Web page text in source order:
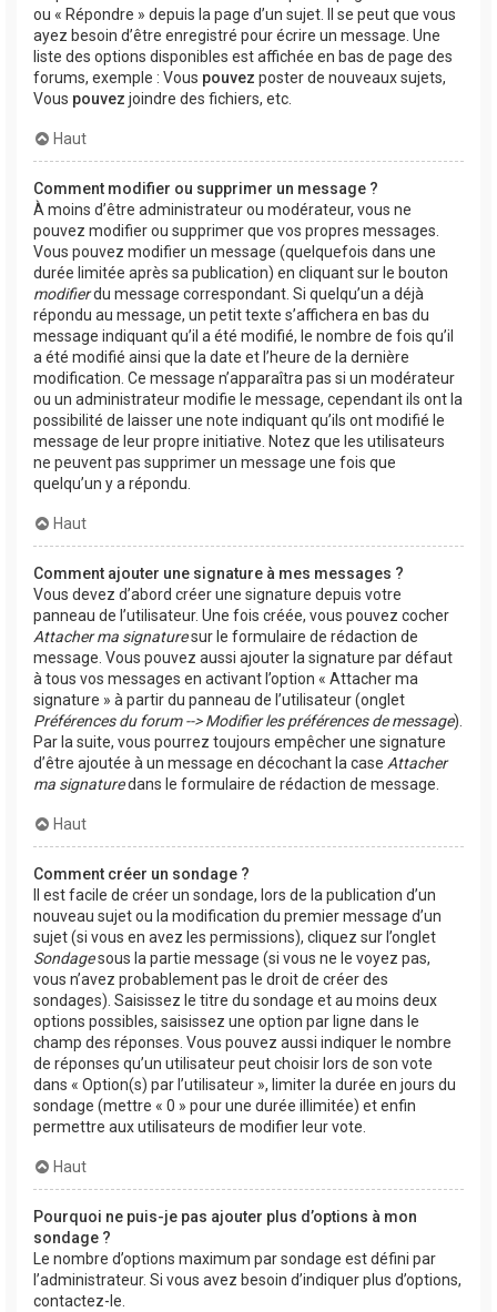
ou « Répondre » depuis la page d’un sujet. Il se peut que vous
ayez besoin d’être enregistré pour écrire un message. Une
liste des options disponibles est affichée en bas de page des
forums, exemple : Vous pouvez poster de nouveaux sujets,
Vous pouvez joindre des fichiers, etc.
Haut
Comment modifier ou supprimer un message ?
À moins d’être administrateur ou modérateur, vous ne
pouvez modifier ou supprimer que vos propres messages.
Vous pouvez modifier un message (quelquefois dans une
durée limitée après sa publication) en cliquant sur le bouton
modifierdu message correspondant. Si quelqu’un a déjà
répondu au message, un petit texte s’affichera en bas du
message indiquant qu’il a été modifié, le nombre de fois qu’il
a été modifié ainsi que la date et l’heure de la dernière
modification. Ce message n’apparaîtra pas si un modérateur
ou un administrateur modifie le message, cependant ils ont la
possibilité de laisser une note indiquant qu’ils ont modifié le
message de leur propre initiative. Notez que les utilisateurs
ne peuvent pas supprimer un message une fois que
quelqu’un y a répondu.
Haut
Comment ajouter une signature à mes messages ?
Vous devez d’abord créer une signature depuis votre
panneau de l’utilisateur. Une fois créée, vous pouvez cocher
Attacher ma signaturesur le formulaire de rédaction de
message. Vous pouvez aussi ajouter la signature par défaut
à tous vos messages en activant l’option « Attacher ma
signature » à partir du panneau de l’utilisateur (onglet
Préférences du forum --> Modifier les préférences de message).
Par la suite, vous pourrez toujours empêcher une signature
d’être ajoutée à un message en décochant la case Attacher
ma signaturedans le formulaire de rédaction de message.
Haut
Comment créer un sondage ?
Il est facile de créer un sondage, lors de la publication d’un
nouveau sujet ou la modification du premier message d’un
sujet (si vous en avez les permissions), cliquez sur l’onglet
Sondagesous la partie message (si vous ne le voyez pas,
vous n’avez probablement pas le droit de créer des
sondages). Saisissez le titre du sondage et au moins deux
options possibles, saisissez une option par ligne dans le
champ des réponses. Vous pouvez aussi indiquer le nombre
de réponses qu’un utilisateur peut choisir lors de son vote
dans « Option(s) par l’utilisateur », limiter la durée en jours du
sondage (mettre « 0 » pour une durée illimitée) et enfin
permettre aux utilisateurs de modifier leur vote.
Haut
Pourquoi ne puis-je pas ajouter plus d’options à mon
sondage ?
Le nombre d’options maximum par sondage est défini par
l’administrateur. Si vous avez besoin d’indiquer plus d’options,
contactez-le.